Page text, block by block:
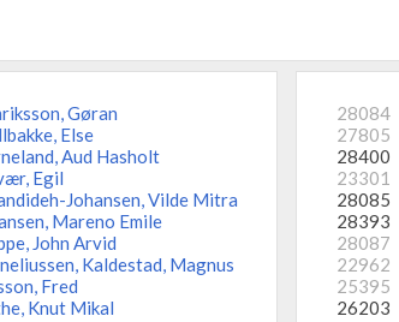
Gøran
Else
Aud Hasholt
Egil
Johansen, Vilde Mitra
Mareno Emile
John Arvid
Kaldestad, Magnus
Fred
Knut Mikal
28084
27805
28400
23301
28085
28393
28087
22962
25395
26203